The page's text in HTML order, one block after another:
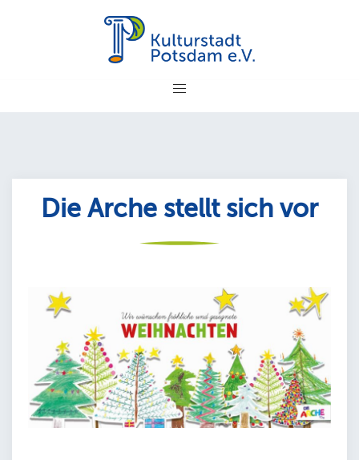
Die Arche stellt sich vor